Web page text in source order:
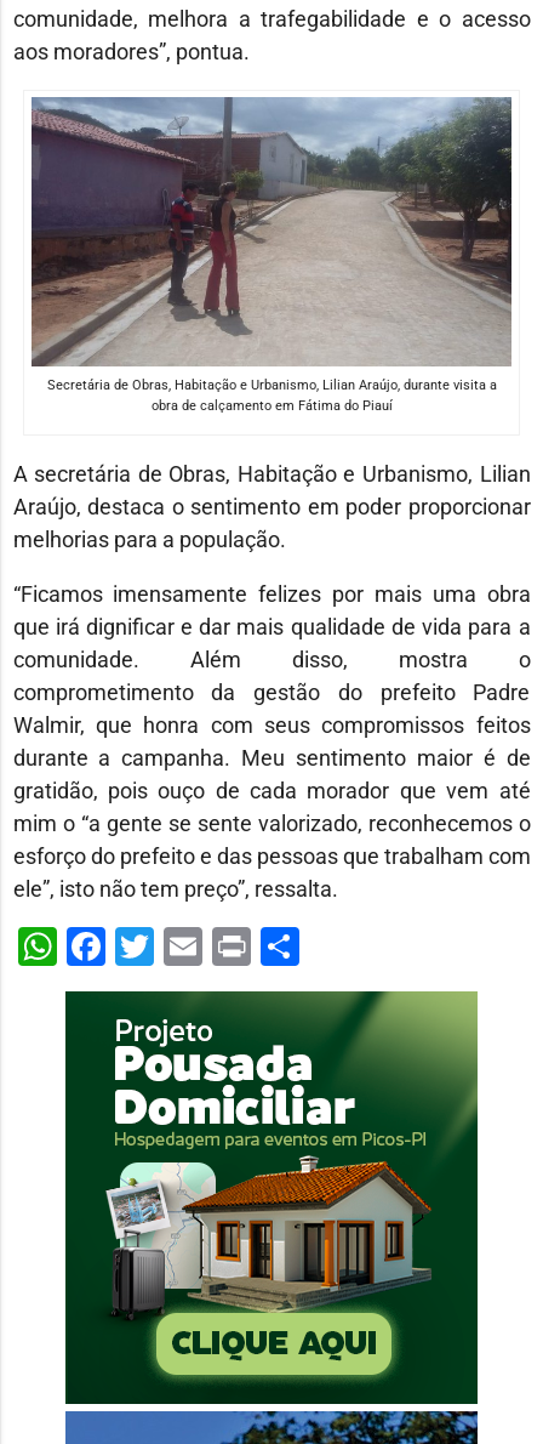
comunidade, melhora a trafegabilidade e o acesso
aos moradores”, pontua.
Secretária de Obras, Habitação e Urbanismo, Lilian Araújo, durante visita a
obra de calçamento em Fátima do Piauí
A secretária de Obras, Habitação e Urbanismo, Lilian
Araújo, destaca o sentimento em poder proporcionar
melhorias para a população.
“Ficamos imensamente felizes por mais uma obra
que irá dignificar e dar mais qualidade de vida para a
comunidade. Além disso, mostra o
comprometimento da gestão do prefeito Padre
Walmir, que honra com seus compromissos feitos
durante a campanha. Meu sentimento maior é de
gratidão, pois ouço de cada morador que vem até
mim o “a gente se sente valorizado, reconhecemos o
esforço do prefeito e das pessoas que trabalham com
ele”, isto não tem preço”, ressalta.
WhatsApp
Facebook
Twitter
EmailPrint